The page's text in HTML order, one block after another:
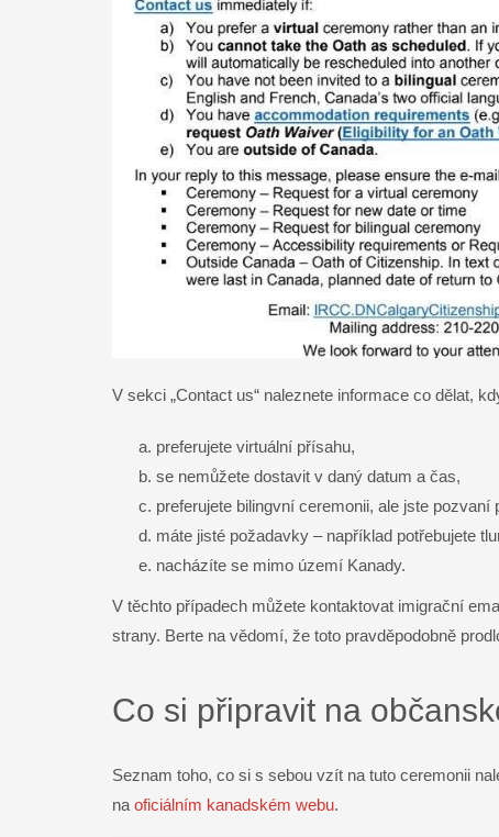
V sekci „Contact us“ naleznete informace co dělat,
preferujete virtuální přísahu,
se nemůžete dostavit v daný datum a čas,
preferujete bilingvní ceremonii, ale jste pozvaní
máte jisté požadavky – například potřebujete
nacházíte se mimo území Kanady.
V těchto případech můžete kontaktovat imigrační
strany. Berte na vědomí, že toto pravděpodobně
Co si připravit na
Seznam toho, co si s sebou vzít na tuto ceremonii
na oficiálním kanadském webu.